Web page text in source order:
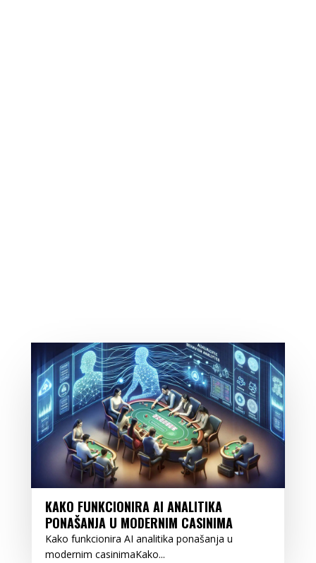
KAKO FUNKCIONIRA AI ANALITIKA
PONAŠANJA U MODERNIM CASINIMA
Kako funkcionira AI analitika ponašanja u
modernim casinimaKako...